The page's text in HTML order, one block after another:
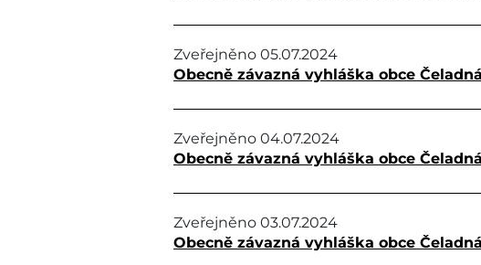
Zveřejněno 05.07.2024
Obecně závazná vyhláška obce
Zveřejněno 04.07.2024
Obecně závazná vyhláška obce
Zveřejněno 03.07.2024
Obecně závazná vyhláška obce